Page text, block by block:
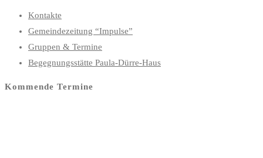
Kontakte
Gemeindezeitung “Impulse”
Gruppen & Termine
Begegnungsstätte Paula-Dürre-Haus
Kommende Termine